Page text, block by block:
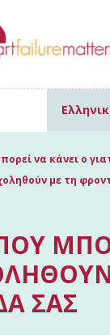
να κάνει ο
με τη
ΣΑΣ